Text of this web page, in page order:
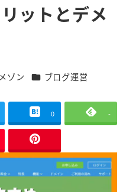
ットとデメ
ゾン カテゴリー
ブログ運営
0 -